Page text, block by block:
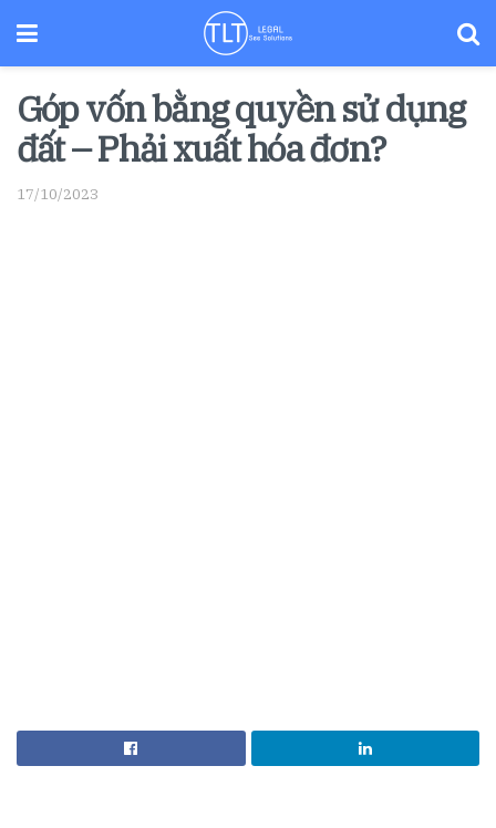
Góp vốn bằng quyền sử dụng
đất – Phải xuất hóa đơn?
17/10/2023